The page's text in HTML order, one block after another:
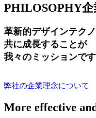
PHILOSOPHY
革新的デザインテク
共に成長することが
我々のミッションです
弊社の企業理念について
More effective